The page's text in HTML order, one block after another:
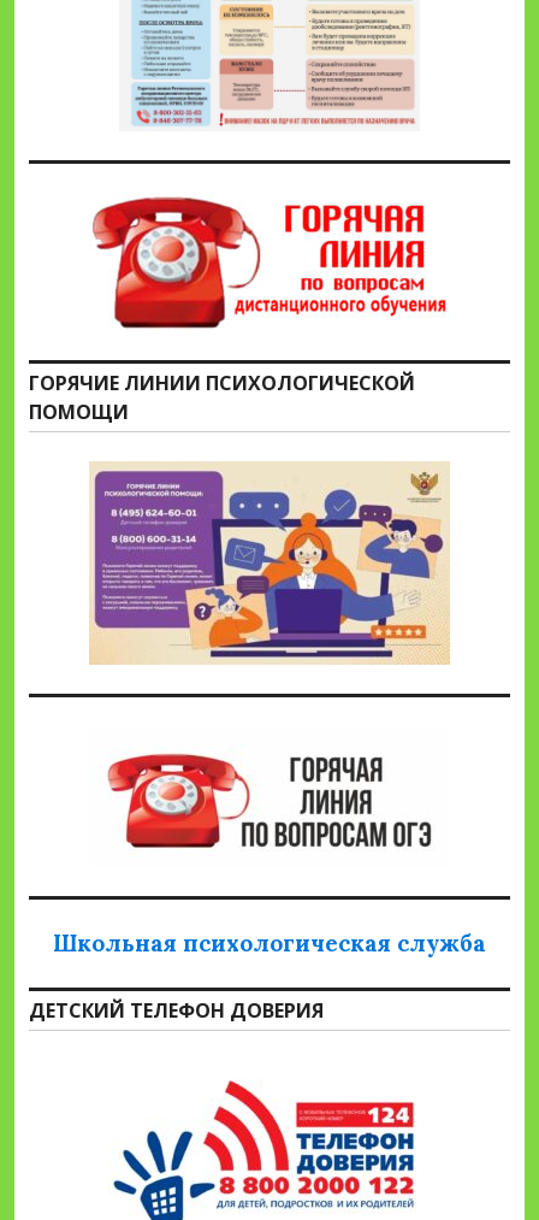
ГОРЯЧИЕ ЛИНИИ ПСИХОЛОГИЧЕСКОЙ
ПОМОЩИ
Школьная психологическая служба
ДЕТСКИЙ ТЕЛЕФОН ДОВЕРИЯ